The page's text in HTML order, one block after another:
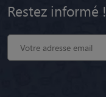
Restez informé !